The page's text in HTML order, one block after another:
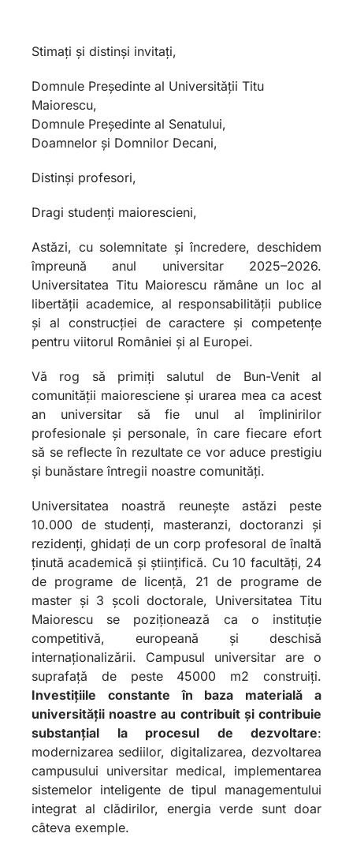
Stimați și distinși invitați,
Domnule Președinte al Universității Titu
Maiorescu,
Domnule Președinte al Senatului,
Doamnelor și Domnilor Decani,
Distinși profesori,
Dragi studenți maiorescieni,
Astăzi, cu solemnitate și încredere, deschidem
împreună anul universitar 2025–2026.
Universitatea Titu Maiorescu rămâne un loc al
libertății academice, al responsabilității publice
și al construcției de caractere și competențe
pentru viitorul României și al Europei.
Vă rog să primiți salutul de Bun-Venit al
comunității maioresciene și urarea mea ca acest
an universitar să fie unul al împlinirilor
profesionale și personale, în care fiecare efort
să se reflecte în rezultate ce vor aduce prestigiu
și bunăstare întregii noastre comunități.
Universitatea noastră reunește astăzi peste
10.000 de studenți, masteranzi, doctoranzi și
rezidenți, ghidați de un corp profesoral de înaltă
ținută academică și științifică. Cu 10 facultăți, 24
de programe de licență, 21 de programe de
master și 3 școli doctorale, Universitatea Titu
Maiorescu se poziționează ca o instituție
competitivă, europeană și deschisă
internaționalizării. Campusul universitar are o
suprafață de peste 45000 m2 construiți.
Investițiile constante în baza materială a
universității noastre au contribuit și contribuie
substanțial la procesul de dezvoltare:
modernizarea sediilor, digitalizarea, dezvoltarea
campusului universitar medical, implementarea
sistemelor inteligente de tipul managementului
integrat al clădirilor, energia verde sunt doar
câteva exemple.